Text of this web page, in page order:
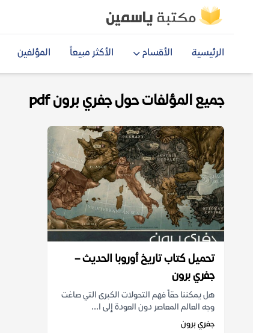
الرئيسية الأقسام الأكثر مبيعاً المؤلفين
جميع المؤلفات حول جفري برون pdf
تحميل كتاب تاريخ أوروبا الحديث –
جفري برون
هل يمكننا حقاً فهم التحولات الكبرى التي صاغت
وجه العالم المعاصر دون العودة إلى ا...
جفري برون